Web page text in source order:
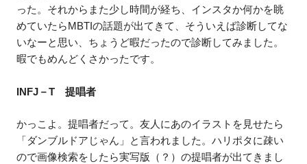
った。それからまた少し時間が経ち、インスタか何かを眺
めていたらMBTIの話題が出てきて、そういえば診断してな
いなーと思い、ちょうど暇だったので診断してみました。
暇でもめんどくさかったです。
INFJ－T 提唱者
かっこよ。提唱者だって。友人にあのイラストを見せたら
「ダンブルドアじゃん」と言われました。ハリポタに疎い
ので画像検索をしたら実写版（？）の提唱者が出てきまし